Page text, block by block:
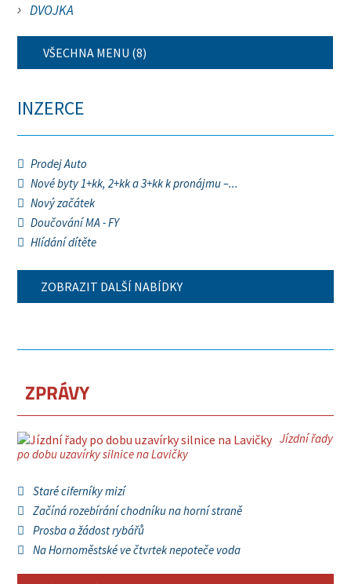
DVOJKA
VŠECHNA MENU (8)
INZERCE
Prodej Auto
Nové byty 1+kk, 2+kk a 3+kk k pronájmu –...
Nový začátek
Doučování MA - FY
Hlídání dítěte
ZOBRAZIT DALŠÍ NABÍDKY
ZPRÁVY
Jízdní řady
po dobu uzavírky silnice na Lavičky
Staré ciferníky mizí
Začíná rozebírání chodníku na horní straně
Prosba a žádost rybářů
Na Hornoměstské ve čtvrtek nepoteče voda